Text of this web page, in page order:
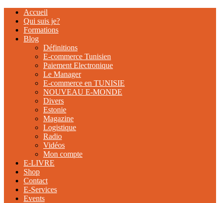
Accueil
Qui suis je?
Formations
Blog
Définitions
E-commerce Tunisien
Paiement Electronique
Le Manager
E-commerce en TUNISIE
NOUVEAU E-MONDE
Divers
Estonie
Magazine
Logistique
Radio
Vidéos
Mon compte
E-LIVRE
Shop
Contact
E-Services
Events